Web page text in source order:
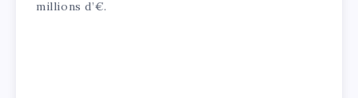
millions d’€.